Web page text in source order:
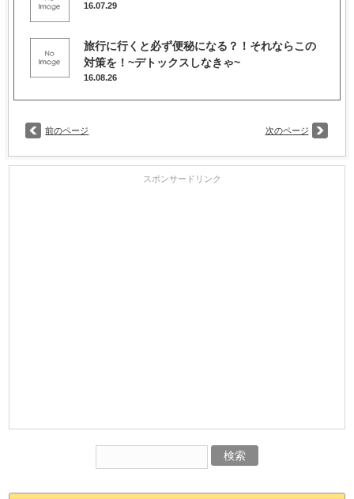
16.07.29
旅行に行くと必ず便秘になる？！それならこの
対策を！~デトックスしなきゃ~
16.08.26
前のページ 次のページ
スポンサードリンク